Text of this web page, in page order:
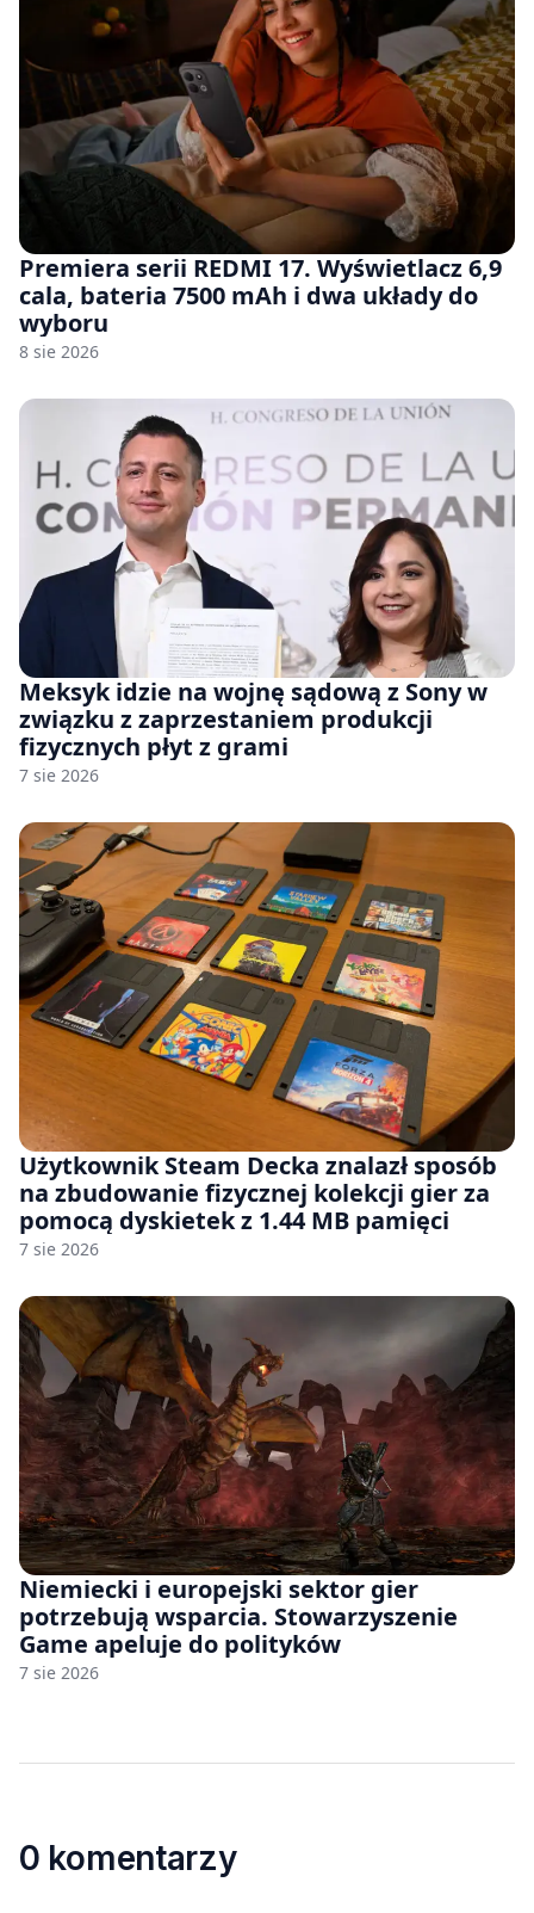
Premiera serii REDMI 17. Wyświetlacz 6,9
cala, bateria 7500 mAh i dwa układy do
wyboru
8 sie 2026
Meksyk idzie na wojnę sądową z Sony w
związku z zaprzestaniem produkcji
fizycznych płyt z grami
7 sie 2026
Użytkownik Steam Decka znalazł sposób
na zbudowanie fizycznej kolekcji gier za
pomocą dyskietek z 1.44 MB pamięci
7 sie 2026
Niemiecki i europejski sektor gier
potrzebują wsparcia. Stowarzyszenie
Game apeluje do polityków
7 sie 2026
0 komentarzy